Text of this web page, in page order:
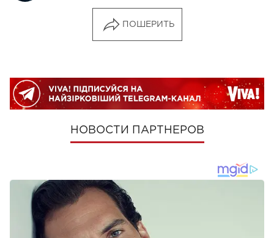
ПОШЕРИТЬ
НОВОСТИ ПАРТНЕРОВ